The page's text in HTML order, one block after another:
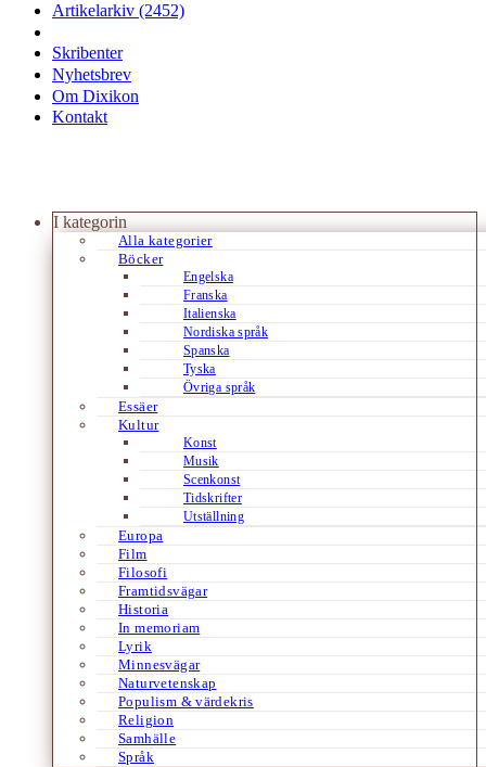
Artikelarkiv (2452)
Skribenter
Nyhetsbrev
Om Dixikon
Kontakt
I kategorin
Alla kategorier
Böcker
Engelska
Franska
Italienska
Nordiska språk
Spanska
Tyska
Övriga språk
Essäer
Kultur
Konst
Musik
Scenkonst
Tidskrifter
Utställning
Europa
Film
Filosofi
Framtidsvägar
Historia
In memoriam
Lyrik
Minnesvägar
Naturvetenskap
Populism & värdekris
Religion
Samhälle
Språk